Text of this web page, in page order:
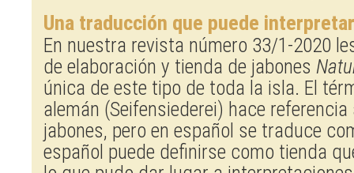
Una traducción que puede
En nuestra revista número 33/1-2020
de elaboración y tienda de jabones
única de este tipo de toda la isla. El
alemán (Seifensiederei) hace
jabones, pero en español se traduce
español puede definirse como tienda